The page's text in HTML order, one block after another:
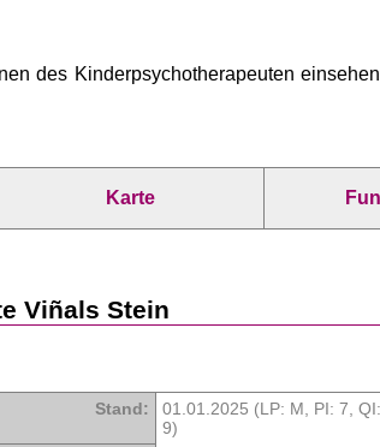
des Kinderpsychotherapeuten
Karte
Viñals Stein
Stand: 01.01.2025 (LP: M, PI: 7 QI:
9)